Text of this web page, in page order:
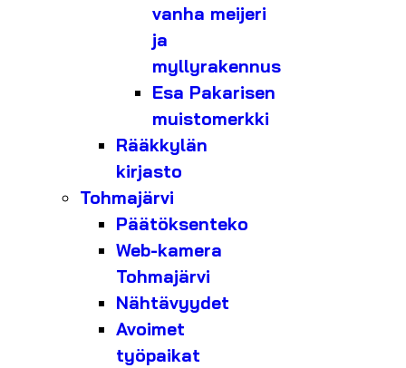
vanha meijeri
ja
myllyrakennus
Esa Pakarisen
muistomerkki
Rääkkylän
kirjasto
Tohmajärvi
Päätöksenteko
Web-kamera
Tohmajärvi
Nähtävyydet
Avoimet
työpaikat